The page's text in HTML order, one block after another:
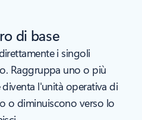
di base
i singoli
Raggruppa uno o più
l'unità operativa di
o diminuiscono verso lo